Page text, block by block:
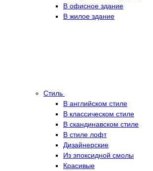
В офисное здание
В жилое здание
Стиль
В английском стиле
В классическом стиле
В скандинавском стиле
В стиле лофт
Дизайнерские
Из эпоксидной смолы
Красивые